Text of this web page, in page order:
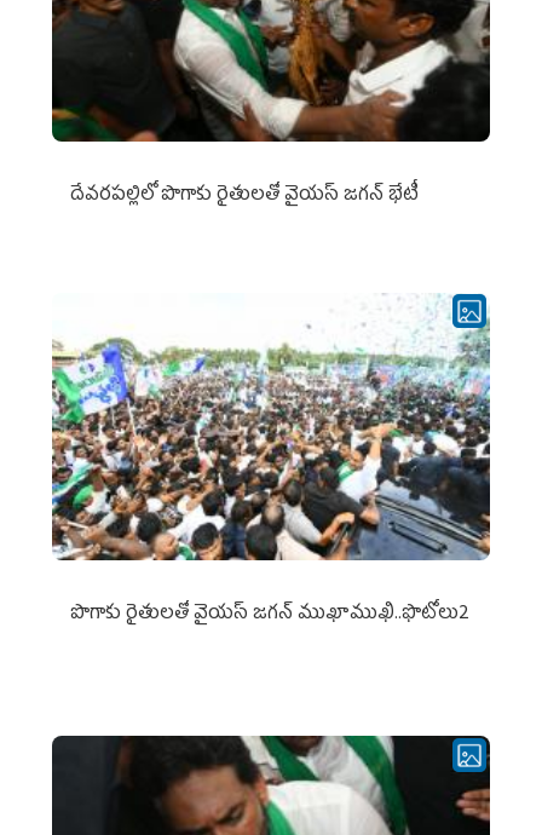
దేవరపల్లిలో పొగాకు రైతులతో వైయస్ జగన్ భేటీ
పొగాకు రైతుల‌తో వైయ‌స్ జ‌గ‌న్ ముఖాముఖి..ఫొటోలు2